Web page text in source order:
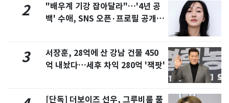
2
"배우계 기강 잡아달라"…'4년 공
백' 수애, SNS 오픈·프로필 공개
3
서장훈, 28억에 산 강남 건물 450
억 내놨다…세후 차익 280억 '잭팟'
[단독] 더보이즈 선우, 그루비룸 품